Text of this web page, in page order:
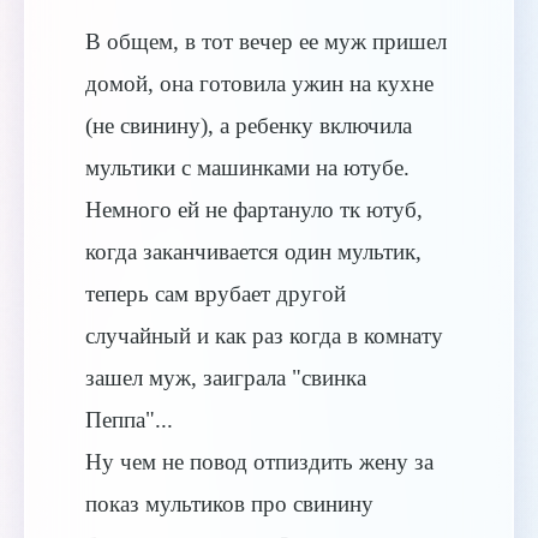
В общем, в тот вечер ее муж пришел
домой, она готовила ужин на кухне
(не свинину), а ребенку включила
мультики с машинками на ютубе.
Немного ей не фартануло тк ютуб,
когда заканчивается один мультик,
теперь сам врубает другой
случайный и как раз когда в комнату
зашел муж, заиграла "свинка
Пеппа"...
Ну чем не повод отпиздить жену за
показ мультиков про свинину